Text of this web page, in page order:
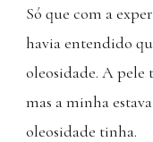
Só que com a
havia entendido
oleosidade. A pele
mas a minha
oleosidade tinha.